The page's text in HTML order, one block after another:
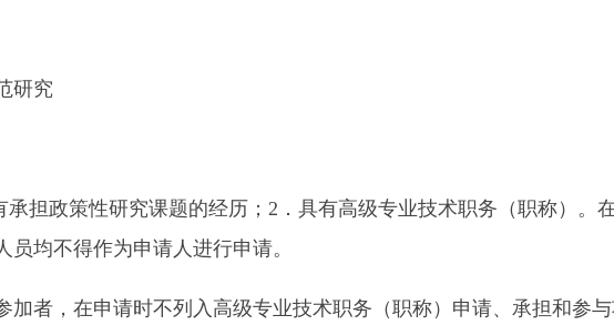
研究
政策性研究课题的经历；2．具有高级专业技术职务（职称）。
均不得作为申请人进行申请。
，在申请时不列入高级专业技术职务（职称）申请、承担和参